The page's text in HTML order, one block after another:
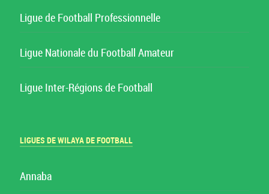
Ligue de Football Professionnelle
Ligue Nationale du Football Amateur
Ligue Inter-Régions de Football
LIGUES DE WILAYA DE FOOTBALL
Annaba